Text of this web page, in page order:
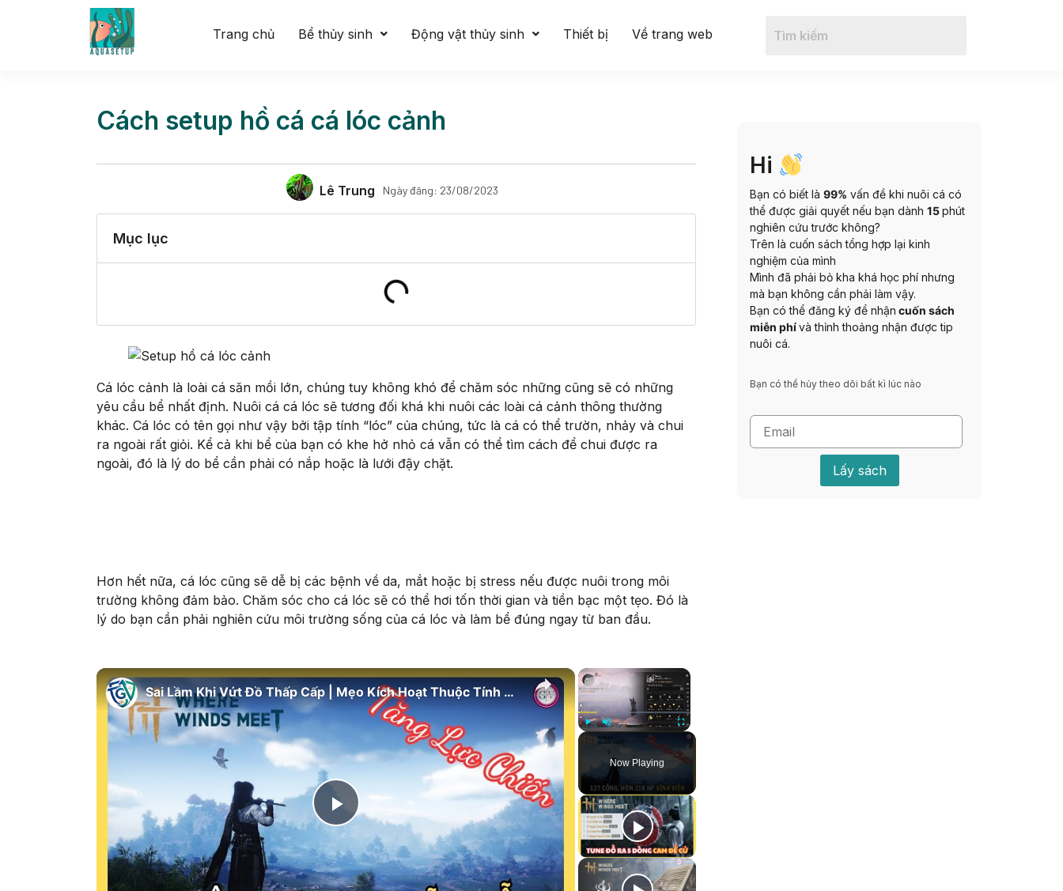
Trang chủ Bể thủy sinh Động vật thủy sinh Thiết bị Về trang web
Cách setup hồ cá cá lóc cảnh
Lê Trung Ngày đăng: 23/08/2023
Mục lục
Cá lóc cảnh là loài cá săn mồi lớn, chúng tuy không khó để chăm sóc những cũng sẽ có những
yêu cầu bể nhất định. Nuôi cá cá lóc sẽ tương đối khá khi nuôi các loài cá cảnh thông thường
khác. Cá lóc có tên gọi như vậy bởi tập tính “lóc” của chúng, tức là cá có thể trườn, nhảy và chui
ra ngoài rất giỏi. Kể cả khi bể của bạn có khe hở nhỏ cá vẫn có thể tìm cách để chui được ra
ngoài, đó là lý do bể cần phải có nắp hoặc là lưới đậy chặt.
Hơn hết nữa, cá lóc cũng sẽ dễ bị các bệnh về da, mắt hoặc bị stress nếu được nuôi trong môi
trường không đảm bảo. Chăm sóc cho cá lóc sẽ có thể hơi tốn thời gian và tiền bạc một tẹo. Đó là
lý do bạn cần phải nghiên cứu môi trường sống của cá lóc và làm bể đúng ngay từ ban đầu.
×
Play Fullscreen
Now Playing
×
Play Video
Sai Lầm Khi Vứt Đồ Thấp Cấp | Mẹo Kích Hoạt Thuộc Tính Vĩnh Viễn Trong Where Winds Meet
Hi
Bạn có biết là99% vấn đề khi nuôi cá có
thể được giải quyết nếu bạn dành15phút
nghiên cứu trước không?
Trên là cuốn sách tổng hợp lại kinh
nghiệm của mình
Mình đã phải bỏ kha khá học phí nhưng
mà bạn không cần phải làm vậy.
Bạn có thể đăng ký để nhận cuốn sách
miễn phívà thỉnh thoảng nhận được tip
nuôi cá.
Bạn có thể hủy theo dõi bất kì lúc nào
Lấy sách